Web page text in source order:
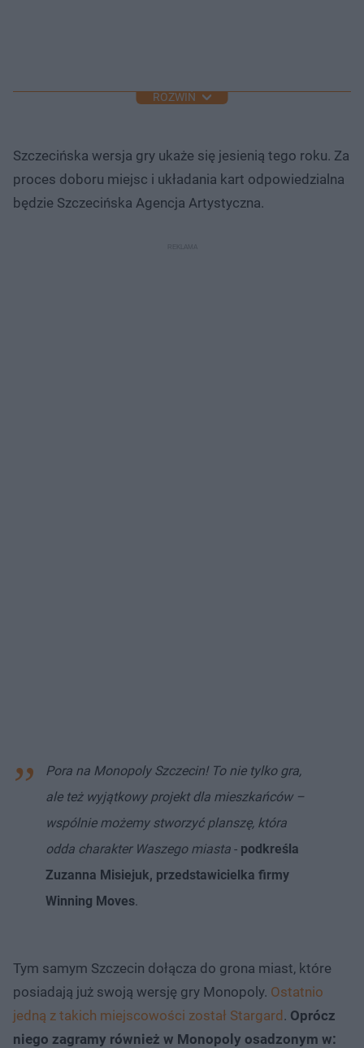
ROZWIŃ
Szczecińska wersja gry ukaże się jesienią tego roku. Za
proces doboru miejsc i układania kart odpowiedzialna
będzie Szczecińska Agencja Artystyczna.
Pora na Monopoly Szczecin! To nie tylko gra,
ale też wyjątkowy projekt dla mieszkańców –
wspólnie możemy stworzyć planszę, która
odda charakter Waszego miasta - podkreśla
Zuzanna Misiejuk, przedstawicielka firmy
Winning Moves.
Tym samym Szczecin dołącza do grona miast, które
posiadają już swoją wersję gry Monopoly. Ostatnio
jedną z takich miejscowości został Stargard. Oprócz
niego zagramy również w Monopoly osadzonym w: